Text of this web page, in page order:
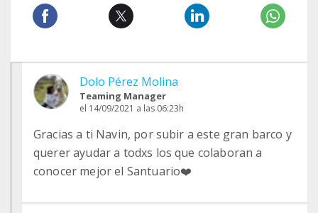
Dolo Pérez Molina
Teaming Manager
el 14/09/2021 a las 06:23h
Gracias a ti Navin, por subir a este gran barco y
querer ayudar a todxs los que colaboran a
conocer mejor el Santuario❤️